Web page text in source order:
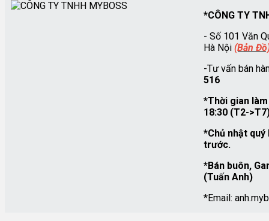
*CÔNG TY
- Số 101 Văn
Hà Nội(Bản
-Tư vấn bán
516
*Thời gian
18:30 (T2-
*Chủ nhật
trước.
*Bán buôn,
(Tuấn Anh)
*Email: